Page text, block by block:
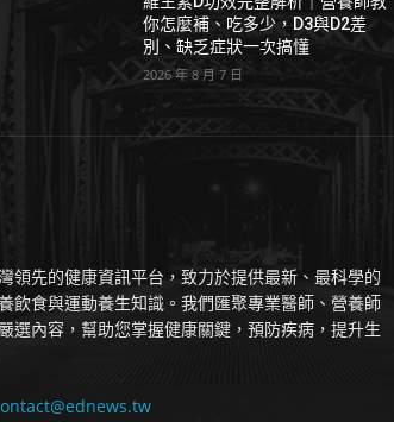
你怎麼補、吃多少，D3與D2差
別、缺乏症狀一次搞懂
2026 年 8 月 7 日
領先的健康資訊平台，致力於提供最新、最科學的
飲食與運動養生知識。我們匯聚專業醫師、營養師
選內容，幫助您掌握健康關鍵，預防疾病，提升生